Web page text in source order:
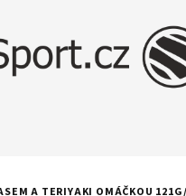
A TERIYAKI OMÁČKOU